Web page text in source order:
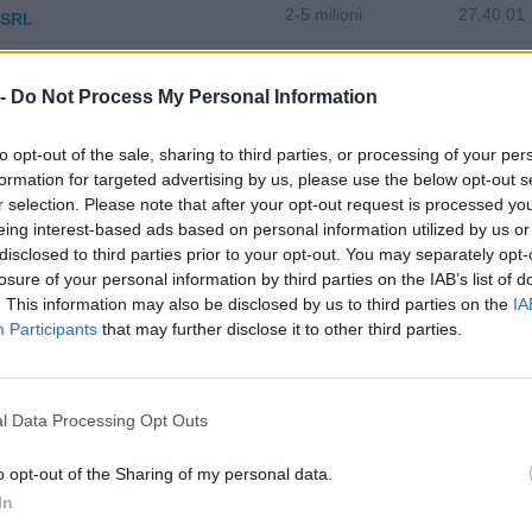
Do Not Process My Personal Information
opt-out of the sale, sharing to third parties, or processing of your
for targeted advertising by us, please use the below opt-out
selection. Please note that after your opt-out request is processed
interest-based ads based on personal information utilized by us
to third parties prior to your opt-out. You may separately
of your personal information by third parties on the IAB’s list of
This information may also be disclosed by us to third parties on the
Participants that may further disclose it to other third parties.
Data Processing Opt Outs
opt-out of the Sharing of my personal data.
2-5 milioni 27.40.01
5-10 milioni 27.40.01
2-5 milioni 27.40.01
INDOTTO CARNIA
COOPERATIVA
1-2 milioni 27.40.01
TRADING SRL
GATE TREVISO S.R.L. 50-100 milioni